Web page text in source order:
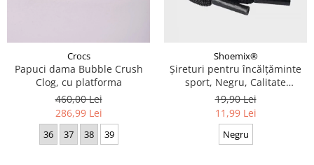
Crocs
Papuci dama Bubble Crush
Clog, cu platforma
460,00 Lei
286,99 Lei
36 37 38 39
Shoemix®
Șireturi pentru încălțăminte
sport, Negru, Calitate
premium, 110 cm x 0.8 cm
19,90 Lei
11,99 Lei
Negru